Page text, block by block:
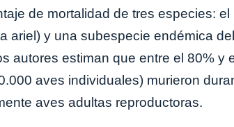
de mortalidad de tres especies:
ariel) y una subespecie endémica
autores estiman que entre el 80% y
aves individuales) murieron
aves adultas reproductoras.